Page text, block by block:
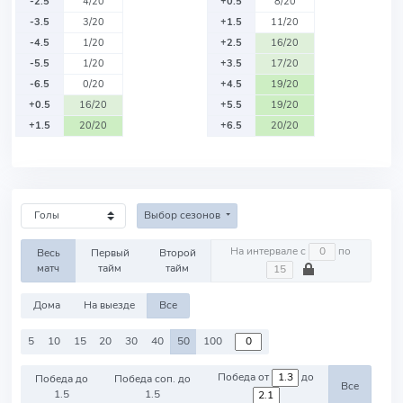
-3.5
3/20
-4.5
1/20
-5.5
1/20
-6.5
0/20
+0.5
16/20
+1.5
20/20
+1.5
11/20
+2.5
16/20
+3.5
17/20
+4.5
19/20
+5.5
19/20
+6.5
20/20
Выбор сезонов
Весь
матч
Первый
тайм
Второй
тайм
На интервале с по
Дома На выезде Все
5 10 15 20 30 40 50 100
Победа до
1.5
Победа соп. до
1.5
Победа от до
Все